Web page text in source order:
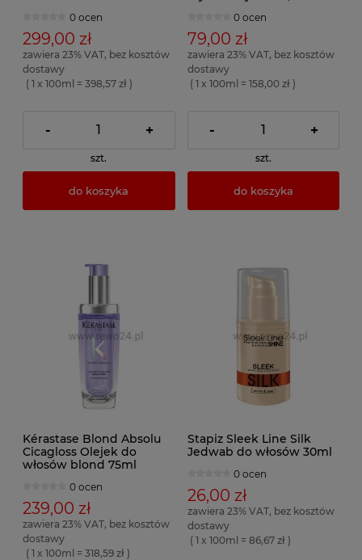
0 ocen
299,00 zł
zawiera 23% VAT, bez kosztów
dostawy
( 1 x 100ml = 398,57 zł )
- +
szt.
do koszyka
0 ocen
79,00 zł
zawiera 23% VAT, bez kosztów
dostawy
( 1 x 100ml = 158,00 zł )
- +
szt.
do koszyka
Kérastase Blond Absolu
Cicagloss Olejek do
włosów blond 75ml
0 ocen
239,00 zł
zawiera 23% VAT, bez kosztów
dostawy
( 1 x 100ml = 318,59 zł )
Stapiz Sleek Line Silk
Jedwab do włosów 30ml
0 ocen
26,00 zł
zawiera 23% VAT, bez kosztów
dostawy
( 1 x 100ml = 86,67 zł )